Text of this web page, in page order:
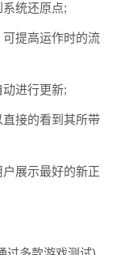
统还原点;
提高运作时的流
进行更新;
接的看到其所带
展示最好的新正